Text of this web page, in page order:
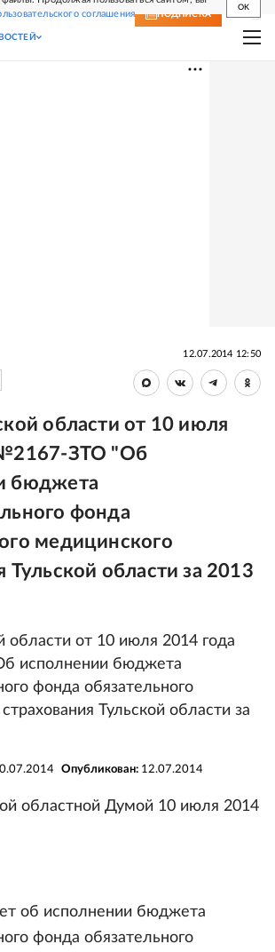
соглашения
OK
ПОДПИСКА
12.07.2014 12:50
области от 10 июля
ЗТО "Об
бюджета
фонда
медицинского
Тульской области за 2013
области от 10 июля 2014 года
исполнении бюджета
фонда обязательного
Тульской области за
Опубликован: 12.07.2014
областной Думой 10 июля 2014
об исполнении бюджета
фонда обязательного